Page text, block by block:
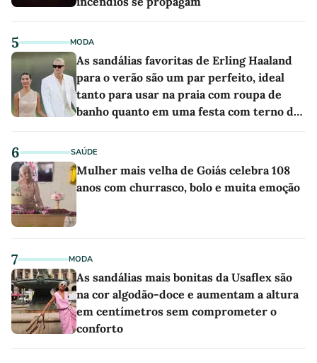
5 MODA
As sandálias favoritas de Erling Haaland
para o verão são um par perfeito, ideal
tanto para usar na praia com roupa de
banho quanto em uma festa com terno de
6 SAÚDE
Mulher mais velha de Goiás celebra 108
anos com churrasco, bolo e muita emoção
7 MODA
As sandálias mais bonitas da Usaflex são
na cor algodão-doce e aumentam a altura
em centímetros sem comprometer o
conforto